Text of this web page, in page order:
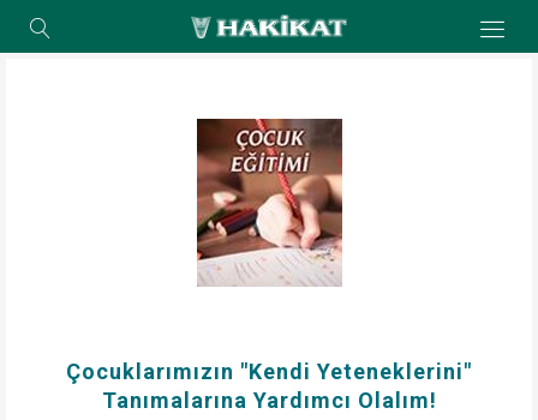
Çocuklarımızın "Kendi Yeteneklerini"
Tanımalarına Yardımcı Olalım!